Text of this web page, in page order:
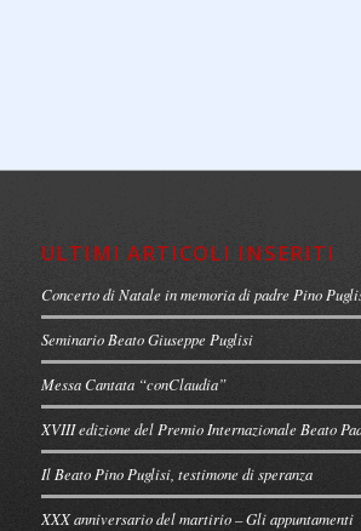
ULTIMI ARTICOLI INSERITI
Concerto di Natale in memoria di padre Pino Puglisi
Seminario Beato Giuseppe Puglisi